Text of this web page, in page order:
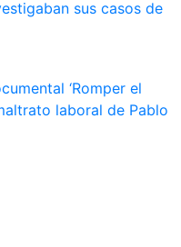
sus casos de
‘Romper el
laboral de Pablo